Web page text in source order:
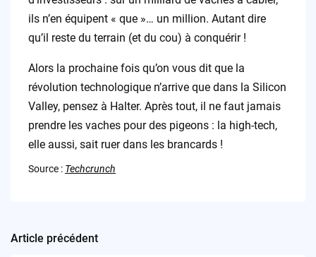
ils n’en équipent « que »… un million. Autant dire
qu’il reste du terrain (et du cou) à conquérir !
Alors la prochaine fois qu’on vous dit que la
révolution technologique n’arrive que dans la Silicon
Valley, pensez à Halter. Après tout, il ne faut jamais
prendre les vaches pour des pigeons : la high-tech,
elle aussi, sait ruer dans les brancards !
Source : Techcrunch
Post
Article précédent